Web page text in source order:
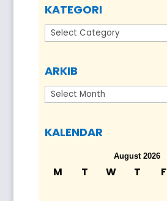
KATEGORI
Kategori
ARKIB
Arkib
KALENDAR
August 2026
M T W T F